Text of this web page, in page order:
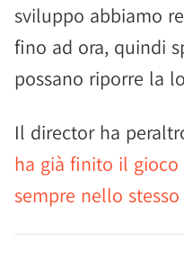
sviluppo abbiamo
fino ad ora, quindi
possano riporre la
Il director ha
ha già finito il
sempre nello